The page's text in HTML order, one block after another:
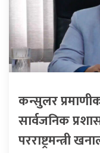
कन्सुलर
सार्वजनिक
परराष्ट्रमन्त्री